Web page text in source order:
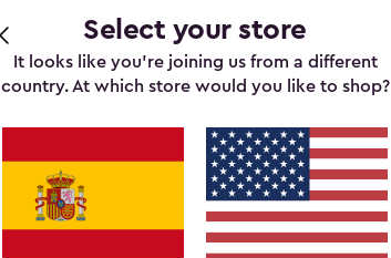
Select your store
It looks like you’re joining us from a different
country. At which store would you like to shop?